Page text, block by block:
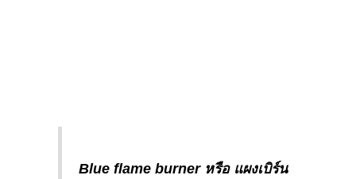
Blue flame burner หรือ แผงเบิร์น